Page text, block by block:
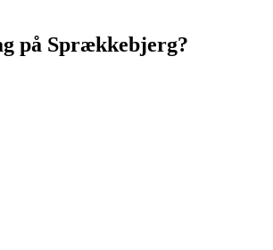
på Sprækkebjerg?